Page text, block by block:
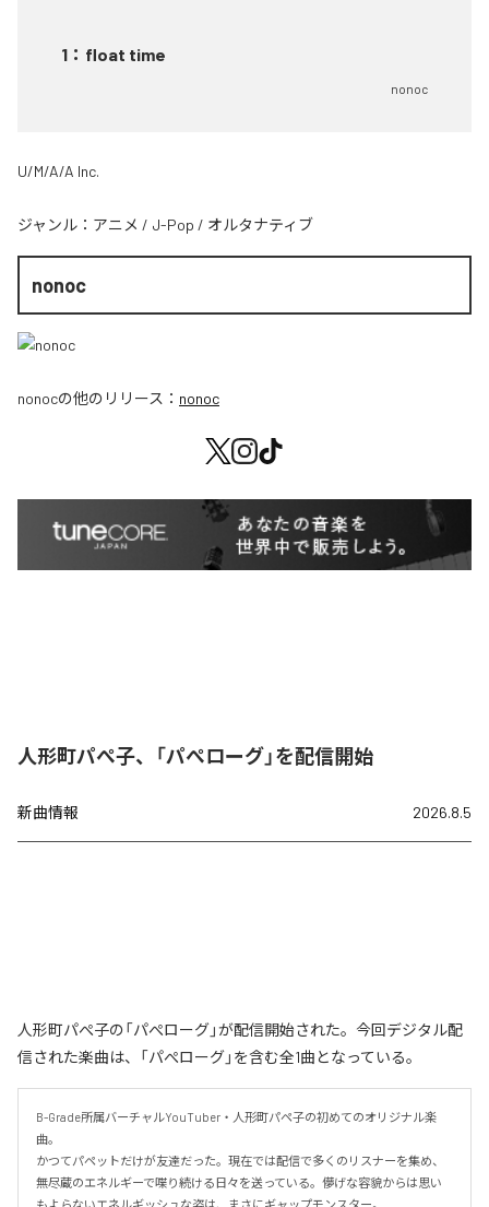
1 ： float time
nonoc
U/M/A/A Inc.
ジャンル： アニメ / J-Pop / オルタナティブ
nonoc
nonocの他のリリース： nonoc
人形町パぺ子、「パぺローグ」を配信開始
新曲情報 2026.8.5
人形町パぺ子の「パぺローグ」が配信開始された。今回デジタル配
信された楽曲は、「パぺローグ」を含む全1曲となっている。
B-Grade所属バーチャルYouTuber・人形町パペ子の初めてのオリジナル楽
曲。
かつてパペットだけが友達だった。現在では配信で多くのリスナーを集め、
無尽蔵のエネルギーで喋り続ける日々を送っている。儚げな容貌からは思い